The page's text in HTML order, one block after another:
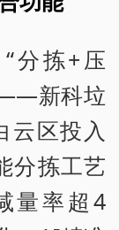
分拣+压
——新科垃
云区投入
分拣工艺
量率超4